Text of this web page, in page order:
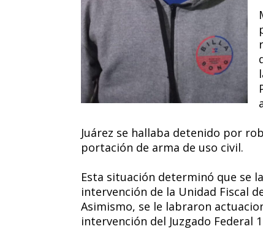
Juárez se hallaba detenido por
portación de arma de uso civil.
Esta situación determinó que se
intervención de la Unidad Fiscal
Asimismo, se le labraron
intervención del Juzgado Federal